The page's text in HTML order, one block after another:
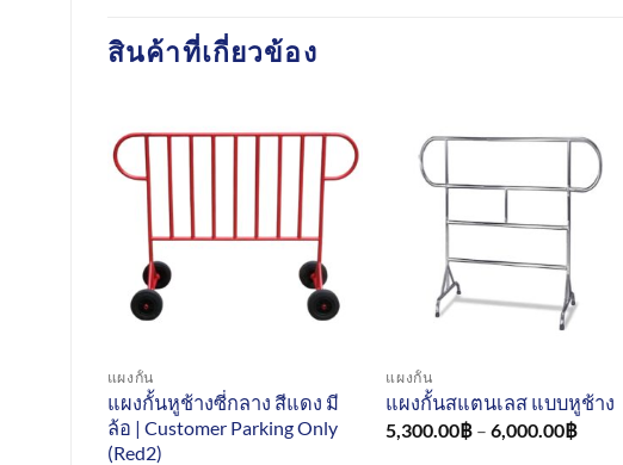
สินค้าที่เกี่ยวข้อง
แผงกั้น
แผงกั้นหูช้างซี่กลาง สีแดง มี
ล้อ | Customer Parking Only
(Red2)
แผงกั้น
แผงกั้นสแตนเลส แบบหูช้าง
5,300.00฿ – 6,000.00฿Price